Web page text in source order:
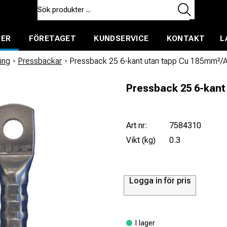
FÖRETAGET KUNDSERVICE KONTAKT
/ Pressbackar / Pressback 25 6-kant utan tapp Cu 185mm²/
Pressback 25 6-kant
Art nr:
7584310
Vikt (kg)
0.3
Logga in för pris
I lager